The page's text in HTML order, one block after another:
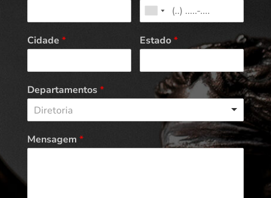
Cidade * Estado*
Departamentos*
Diretoria
Mensagem *